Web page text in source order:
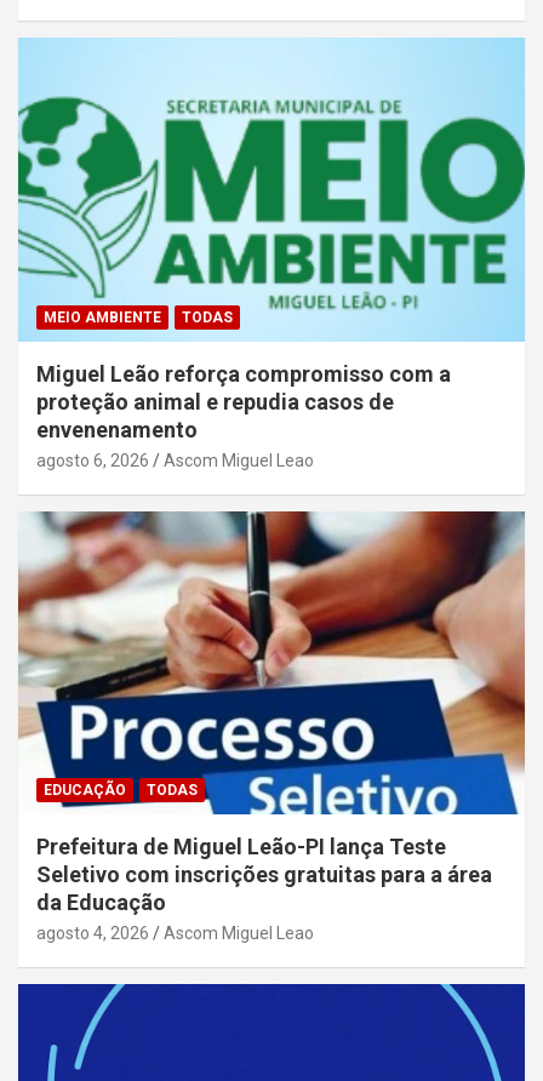
MEIO AMBIENTE TODAS
Miguel Leão reforça compromisso com a
proteção animal e repudia casos de
envenenamento
agosto 6, 2026 Ascom Miguel Leao
EDUCAÇÃO TODAS
Prefeitura de Miguel Leão-PI lança Teste
Seletivo com inscrições gratuitas para a área
da Educação
agosto 4, 2026 Ascom Miguel Leao